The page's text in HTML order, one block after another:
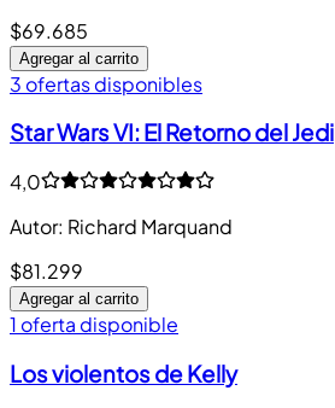
$69.685
Agregar al carrito
3 ofertas disponibles
Star Wars VI: El Retorno del Jedi
4,0
Autor: Richard Marquand
$81.299
Agregar al carrito
1 oferta disponible
Los violentos de Kelly